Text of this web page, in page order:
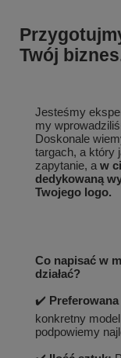
Twój
Jesteśmy
my
Doskonale
targach, a który
zapytanie, a w
dedykowaną
Twojego logo.
Co napisać w
działać?
✔️
konkretny
podpowiemy